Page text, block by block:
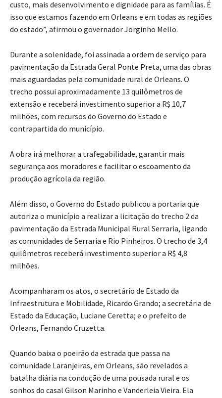
custo, mais desenvolvimento e dignidade para as famílias. É
isso que estamos fazendo em Orleans e em todas as regiões
do estado”, afirmou o governador Jorginho Mello.
Durante a solenidade, foi assinada a ordem de serviço para
pavimentação da Estrada Geral Ponte Preta, uma das obras
mais aguardadas pela comunidade rural de Orleans. O
trecho possui aproximadamente 13 quilômetros de
extensão e receberá investimento superior a R$ 10,7
milhões, com recursos do Governo do Estado e
contrapartida do município.
A obra irá melhorar a trafegabilidade, garantir mais
segurança aos moradores e facilitar o escoamento da
produção agrícola da região.
Além disso, o Governo do Estado publicou a portaria que
autoriza o município a realizar a licitação do trecho 2 da
pavimentação da Estrada Municipal Rural Serraria, ligando
as comunidades de Serraria e Rio Pinheiros. O trecho de 3,4
quilômetros receberá investimento superior a R$ 4,8
milhões.
Acompanharam os atos, o secretário de Estado da
Infraestrutura e Mobilidade, Ricardo Grando; a secretária de
Estado da Educação, Luciane Ceretta; e o prefeito de
Orleans, Fernando Cruzetta.
Quando baixa o poeirão da estrada que passa na
comunidade Laranjeiras, em Orleans, são revelados a
batalha diária na condução de uma pousada rural e os
sonhos do casal Gilson Marinho e Vanderleia Vieira. Ela